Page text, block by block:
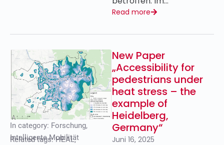
Read more
In category: Forschung,
Intelligente Mobilität
Related tags:HEAL,
New Paper
„Accessibility for
pedestrians under
heat stress – the
example of
Heidelberg,
Germany“
Juni 16, 2025